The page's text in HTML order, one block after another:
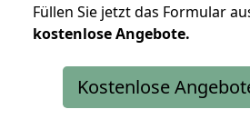
Füllen Sie jetzt das Formular
kostenloseAngebote.
Kostenlose